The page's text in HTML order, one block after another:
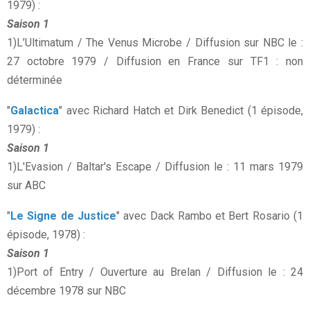
1979) :
Saison 1
1)L’Ultimatum / The Venus Microbe / Diffusion sur NBC le :
27 octobre 1979 / Diffusion en France sur TF1 : non
déterminée
"Galactica" avec Richard Hatch et Dirk Benedict (1 épisode,
1979) :
Saison 1
1)L'Evasion / Baltar's Escape / Diffusion le : 11 mars 1979
sur ABC
"Le Signe de Justice" avec Dack Rambo et Bert Rosario (1
épisode, 1978) :
Saison 1
1)Port of Entry / Ouverture au Brelan / Diffusion le : 24
décembre 1978 sur NBC